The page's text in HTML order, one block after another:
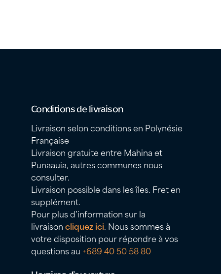
Conditions de livraison
Livraison selon conditions en Polynésie
Française
Livraison gratuite entre Mahina et
Punaauia, autres communes nous
consulter.
Livraison possible dans les îles. Fret en
supplément.
Pour plus d’information sur la
livraisoncliquez ici. Nous sommes à
votre disposition pour répondre à vos
questions au +689 40 50 58 80